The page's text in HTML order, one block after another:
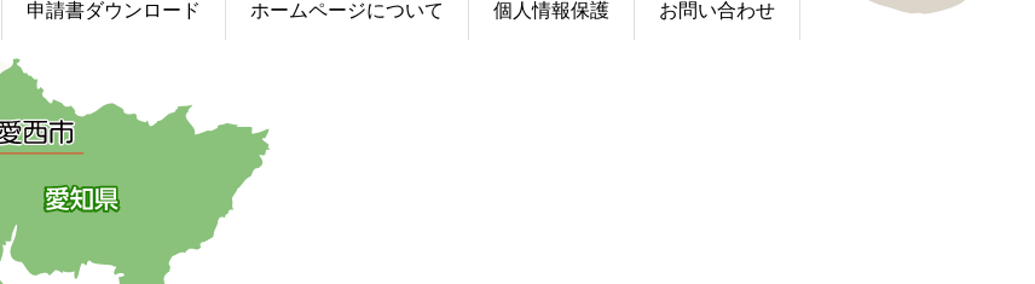
申請書ダウンロード ホームページについて 個人情報保護 お問い合わせ